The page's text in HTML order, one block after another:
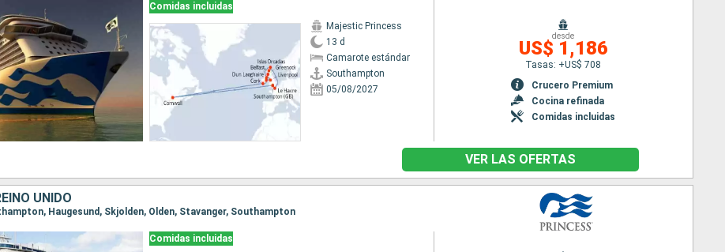
Comidas incluidas
Majestic Princess
13 d
Camarote estándar
Southampton
05/08/2027
desde
US$ 1,186
Tasas: +US$ 708
Crucero Premium
Cocina refinada
Comidas incluidas
VER LAS OFERTAS
UNIDO
Haugesund, Skjolden, Olden, Stavanger, Southampton
Comidas incluidas